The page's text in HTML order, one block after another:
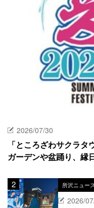
2026/07/30
「ところざわサクラ
ガーデンや盆踊り、縁
所沢ニュース
2026/